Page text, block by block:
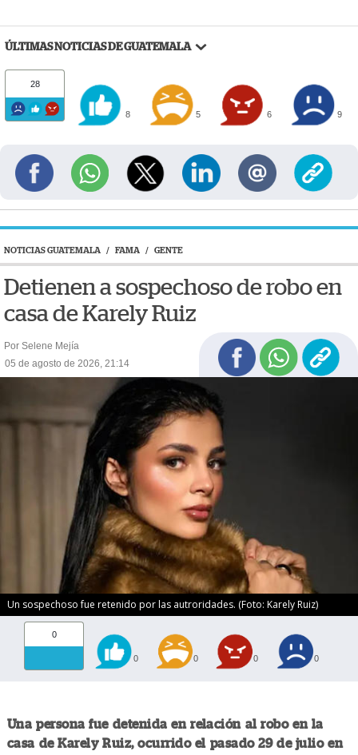
ÚLTIMAS NOTICIAS DE GUATEMALA
28
8 5 6 9
NOTICIAS GUATEMALA / FAMA / GENTE
Detienen a sospechoso de robo en
casa de Karely Ruiz
Por Selene Mejía
05 de agosto de 2026, 21:14
Un sospechoso fue retenido por las autroridades. (Foto: Karely Ruiz)
0
0 0 0 0
Una persona fue detenida en relación al robo en la
casa de Karely Ruiz, ocurrido el pasado 29 de julio en